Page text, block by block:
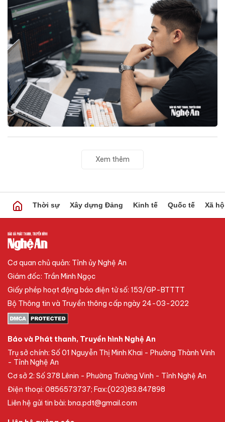
Xem thêm
Thời sự Xây dựng Đảng Kinh tế Quốc tế Xã
Cơ quan chủ quản: Tỉnh ủy Nghệ An
Giám đốc: Trần Minh Ngọc
Giấy phép hoạt động báo điện tử số: 153/GP-BTTTT
Bộ Thông tin và Truyền thông cấp ngày 24-03-2022
Báo và Phát thanh, Truyền hình Nghệ An
Trụ sở chính: Số 01 Nguyễn Thị Minh Khai - Phường Thành Vinh
- Tỉnh Nghệ An
Cơ sở 2: Số 378 Lênin - Phường Trường Vinh - Tỉnh Nghệ An
Điện thoại: 0856573737; Fax:(023)83.847898
Liên hệ gửi tin bài: bna.pdt@gmail.com